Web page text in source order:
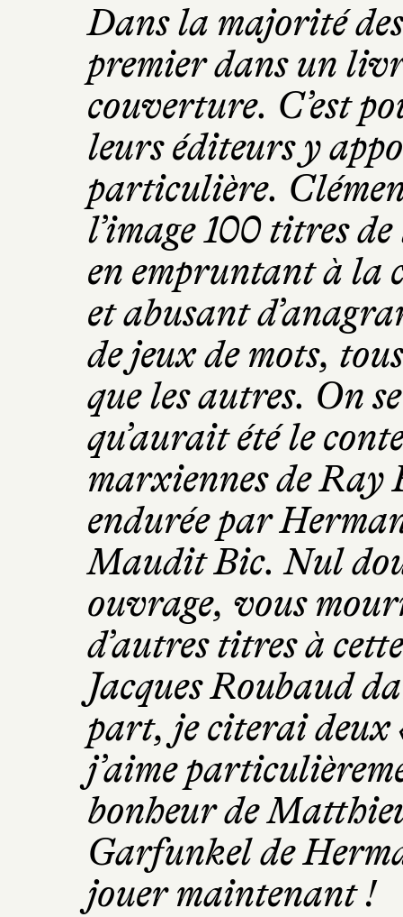
Dans la majorité
premier dans un
couverture. C’est
leurs éditeurs y
particulière.
l’image 100 titres
en empruntant à la
et abusant
de jeux de mots,
que les autres. On
qu’aurait été le
marxiennes de Ray
endurée par
Maudit Bic. Nul
ouvrage, vous
d’autres titres à
Jacques Roubaud
part, je citerai deux
j’aime
bonheur de
Garfunkel de
jouer maintenant !